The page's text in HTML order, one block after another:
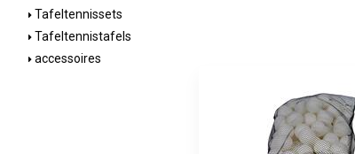
Tafeltennissets
Tafeltennistafels
accessoires